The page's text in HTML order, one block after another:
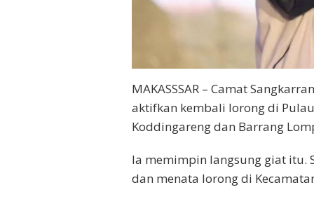
MAKASSSAR – Camat
aktifkan kembali lorong di
Koddingareng dan Barrang
Ia memimpin langsung giat itu.
dan menata lorong di